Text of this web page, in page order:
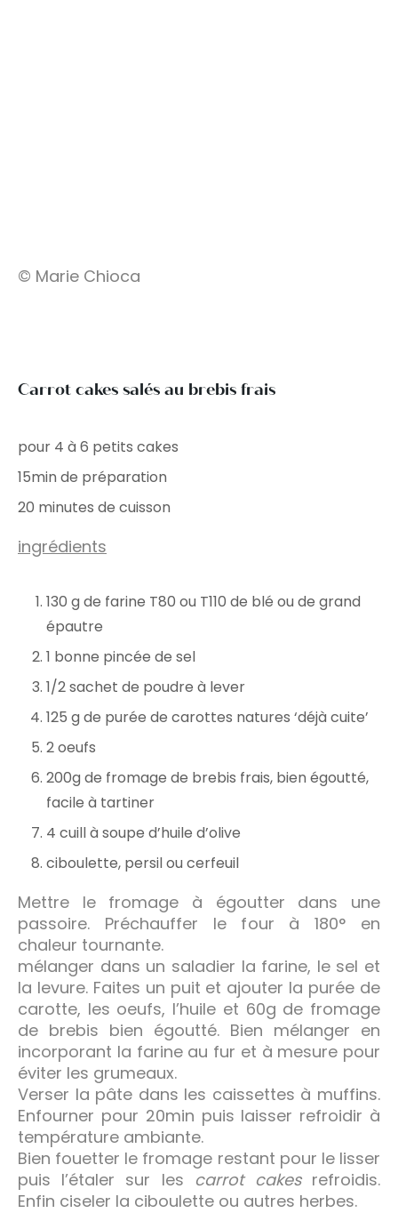
© Marie Chioca
Carrot cakes salés au brebis frais
pour 4 à 6 petits cakes
15min de préparation
20 minutes de cuisson
ingrédients
130 g de farine T80 ou T110 de blé ou de grand
épautre
1 bonne pincée de sel
1/2 sachet de poudre à lever
125 g de purée de carottes natures ‘déjà cuite’
2 oeufs
200g de fromage de brebis frais, bien égoutté,
facile à tartiner
4 cuill à soupe d’huile d’olive
ciboulette, persil ou cerfeuil
Mettre le fromage à égoutter dans une
passoire. Préchauffer le four à 180° en
chaleur tournante.
mélanger dans un saladier la farine, le sel et
la levure. Faites un puit et ajouter la purée de
carotte, les oeufs, l’huile et 60g de fromage
de brebis bien égoutté. Bien mélanger en
incorporant la farine au fur et à mesure pour
éviter les grumeaux.
Verser la pâte dans les caissettes à muffins.
Enfourner pour 20min puis laisser refroidir à
température ambiante.
Bien fouetter le fromage restant pour le lisser
puis l’étaler sur les carrot cakesrefroidis.
Enfin ciseler la ciboulette ou autres herbes.